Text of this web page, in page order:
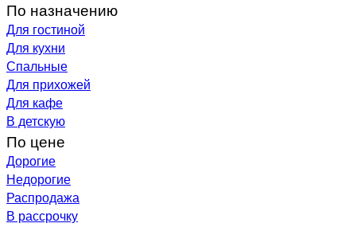
По назначению
Для гостиной
Для кухни
Спальные
Для прихожей
Для кафе
В детскую
По цене
Дорогие
Недорогие
Распродажа
В рассрочку